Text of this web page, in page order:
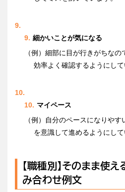
細かいことが気になる
（例）細部に目が行きがちな
効率よく確認するようにして
マイペース
（例）自分のペースになりや
を意識して進めるようにして
【職種別】そのまま使え
み合わせ例文